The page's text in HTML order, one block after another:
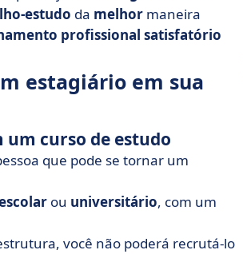
estudo da melhor maneira
profissional satisfatório
estagiário em sua
curso de estudo
que pode se tornar um
ou universitário, com um
você não poderá recrutá-lo